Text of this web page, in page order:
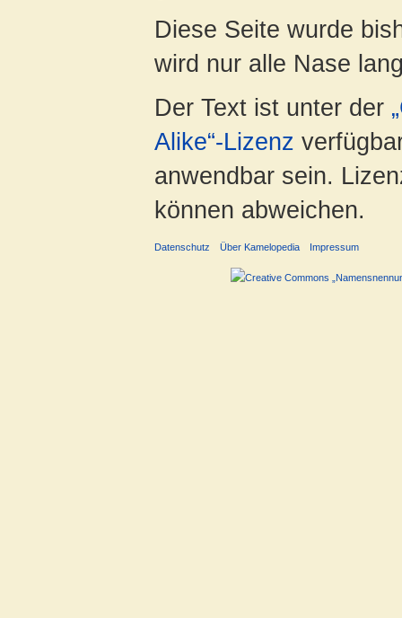
Diese Seite wurde
wird nur alle Nase
Der Text ist unter der
Alike“-Lizenz
anwendbar sein.
können abweichen.
Datenschutz Über Kamelopedia Impressum